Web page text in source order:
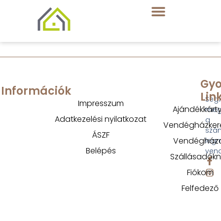
a
Fiókom
Felfedező
Információk
Impresszum
Adatkezelési nyilatkozat
ÁSZF
Belépés